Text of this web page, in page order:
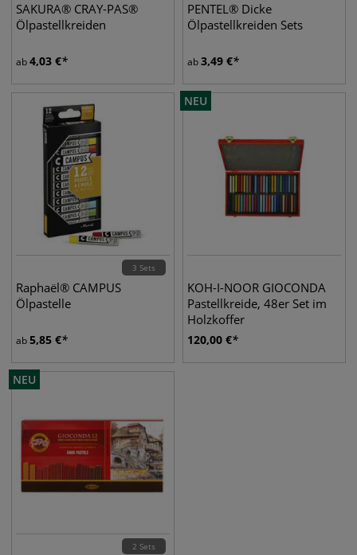
SAKURA® CRAY-PAS®
Ölpastellkreiden
ab4,03 €
PENTEL® Dicke
Ölpastellkreiden Sets
ab3,49 €
3 Sets
Raphaël® CAMPUS
Ölpastelle
ab5,85 €
NEU
KOH-I-NOOR GIOCONDA
Pastellkreide, 48er Set im
Holzkoffer
120,00 €
NEU
2 Sets